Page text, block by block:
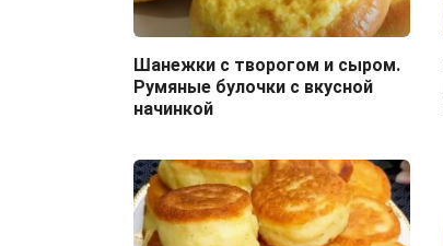
Шанежки с творогом и сыром.
Румяные булочки с вкусной
начинкой